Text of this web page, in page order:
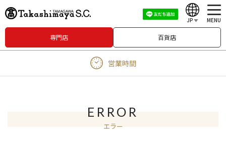
専門店 百貨店
JP
English
MENU
営業時間
ERROR
エラー